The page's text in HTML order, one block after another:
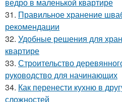
ведро в маленькой квартире
31. Правильное хранение
рекомендации
32. Удобные решения для
квартире
33. Строительство
руководство для начинающих
34. Как перенести кухню в
сложностей